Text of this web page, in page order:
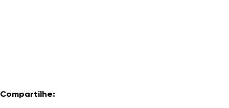
Compartilhe: